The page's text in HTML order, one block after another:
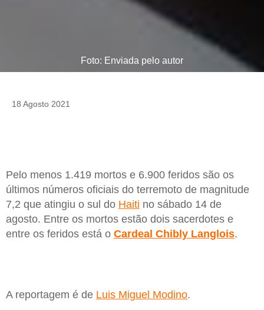
Foto: Enviada pelo autor
18 Agosto 2021
Pelo menos 1.419 mortos e 6.900 feridos são os
últimos números oficiais do terremoto de magnitude
7,2 que atingiu o sul do Haiti no sábado 14 de
agosto. Entre os mortos estão dois sacerdotes e
entre os feridos está o Cardeal Chibly Langlois.
A reportagem é de Luis Miguel Modino.